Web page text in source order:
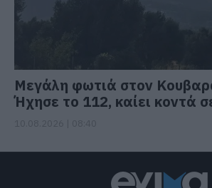
Μεγάλη φωτιά στον
Ήχησε το 112, καίει κοντά